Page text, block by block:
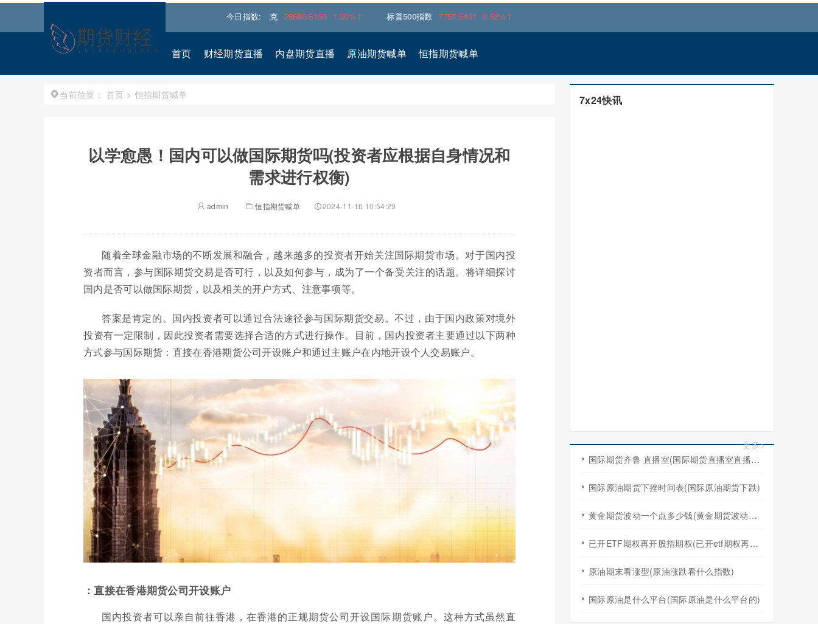
今日指数:
纳斯达克 26690.6150 1.30%↑ 标普500指数 7757.6401 0.62%↑
首页 财经期货直播 内盘期货直播 原油期货喊单 恒指期货喊单
当前位置： 首页 > 恒指期货喊单
以学愈愚！国内可以做国际期货吗(投资者应根据自身情况和
需求进行权衡)
admin 恒指期货喊单 2024-11-16 10:54:29
随着全球金融市场的不断发展和融合，越来越多的投资者开始关注国际期货市场。对于国内投
资者而言，参与国际期货交易是否可行，以及如何参与，成为了一个备受关注的话题。将详细探讨
国内是否可以做国际期货，以及相关的开户方式、注意事项等。
答案是肯定的。国内投资者可以通过合法途径参与国际期货交易。不过，由于国内政策对境外
投资有一定限制，因此投资者需要选择合适的方式进行操作。目前，国内投资者主要通过以下两种
方式参与国际期货：直接在香港期货公司开设账户和通过主账户在内地开设个人交易账户。
：直接在香港期货公司开设账户
国内投资者可以亲自前往香港，在香港的正规期货公司开设国际期货账户。这种方式虽然直
7x24快讯
更多>
国际期货齐鲁 直播室(国际期货直播室直播频道)
国际原油期货下挫时间表(国际原油期货下跌)
黄金期货波动一个点多少钱(黄金期货波动一个点多少钱啊)
已开ETF期权再开股指期权(已开etf期权再开股指期权怎么算)
原油期末看涨型(原油涨跌看什么指数)
国际原油是什么平台(国际原油是什么平台的)